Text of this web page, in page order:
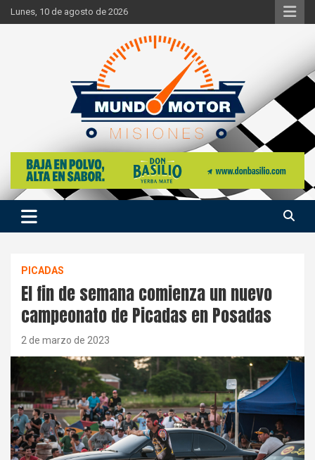
Skip
to
Lunes, 10 de agosto de 2026
Mundo Motor Misiones
Si hay ruido de motores ahí estaremos
PICADAS
El fin de semana comienza un nuevo
campeonato de Picadas en Posadas
2 de marzo de 2023